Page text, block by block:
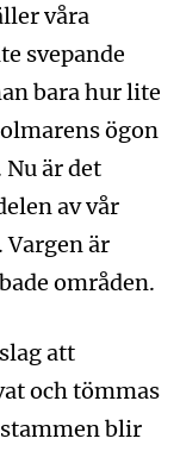
våra
svepande
bara hur lite
ögon
är det
av vår
Vargen är
områden.
att
och tömmas
blir